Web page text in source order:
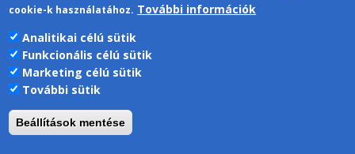
Pécsi Tudományegyetem | Kancellária |
Informatikai Igazgatóság 2019.
cookie-k használatához. További információk
Analitikai célú sütik
Funkcionális célú sütik
Marketing célú sütik
További sütik
Beállítások mentése